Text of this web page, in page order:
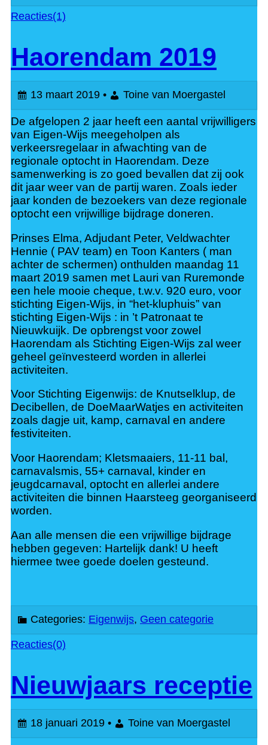
Reacties(1)
Haorendam 2019
13 maart 2019 • Toine van Moergastel
De afgelopen 2 jaar heeft een aantal vrijwilligers
van Eigen-Wijs meegeholpen als
verkeersregelaar in afwachting van de
regionale optocht in Haorendam. Deze
samenwerking is zo goed bevallen dat zij ook
dit jaar weer van de partij waren. Zoals ieder
jaar konden de bezoekers van deze regionale
optocht een vrijwillige bijdrage doneren.
Prinses Elma, Adjudant Peter, Veldwachter
Hennie ( PAV team) en Toon Kanters ( man
achter de schermen) onthulden maandag 11
maart 2019 samen met Lauri van Ruremonde
een hele mooie cheque, t.w.v. 920 euro, voor
stichting Eigen-Wijs, in “het-kluphuis” van
stichting Eigen-Wijs : in ’t Patronaat te
Nieuwkuijk. De opbrengst voor zowel
Haorendam als Stichting Eigen-Wijs zal weer
geheel geïnvesteerd worden in allerlei
activiteiten.
Voor Stichting Eigenwijs: de Knutselklup, de
Decibellen, de DoeMaarWatjes en activiteiten
zoals dagje uit, kamp, carnaval en andere
festiviteiten.
Voor Haorendam; Kletsmaaiers, 11-11 bal,
carnavalsmis, 55+ carnaval, kinder en
jeugdcarnaval, optocht en allerlei andere
activiteiten die binnen Haarsteeg georganiseerd
worden.
Aan alle mensen die een vrijwillige bijdrage
hebben gegeven: Hartelijk dank! U heeft
hiermee twee goede doelen gesteund.
Categories: Eigenwijs, Geen categorie
Reacties(0)
Nieuwjaars receptie
18 januari 2019 • Toine van Moergastel